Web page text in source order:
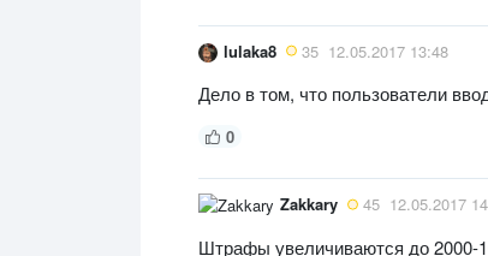
lulaka8 35 12.05.2017 13:48
Дело в том, что пользователи
0
Zakkary 45 12.05.2017
Штрафы увеличиваются до